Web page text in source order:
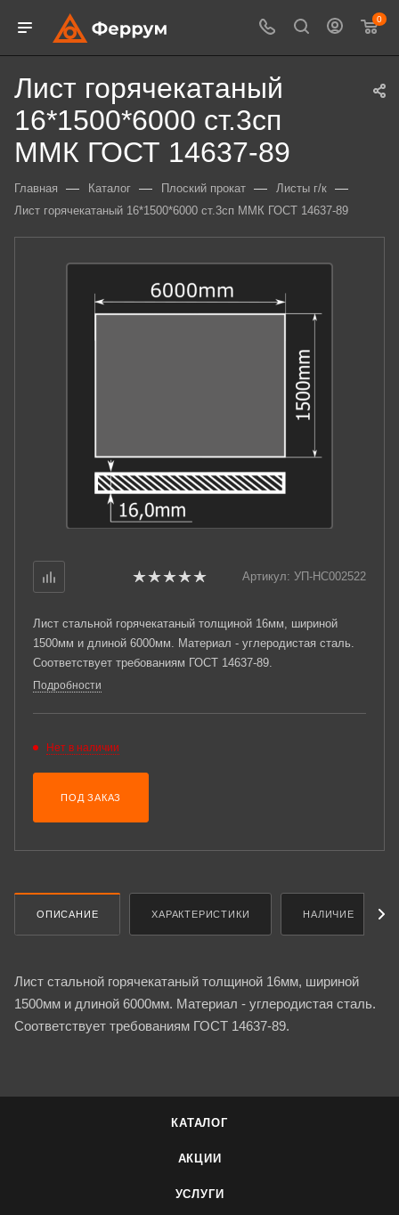
0
Лист горячекатаный
16*1500*6000 ст.3сп
ММК ГОСТ 14637-89
Главная — Каталог — Плоский прокат — Листы г/к —
Лист горячекатаный 16*1500*6000 ст.3сп ММК ГОСТ 14637-89
Артикул: УП-НС002522
Лист стальной горячекатаный толщиной 16мм, шириной
1500мм и длиной 6000мм. Материал - углеродистая сталь.
Соответствует требованиям ГОСТ 14637-89.
Подробности
Нет в наличии
ПОД ЗАКАЗ
ОПИСАНИЕ ХАРАКТЕРИСТИКИ НАЛИЧИЕ
Лист стальной горячекатаный толщиной 16мм, шириной
1500мм и длиной 6000мм. Материал - углеродистая сталь.
Соответствует требованиям ГОСТ 14637-89.
КАТАЛОГ
АКЦИИ
УСЛУГИ